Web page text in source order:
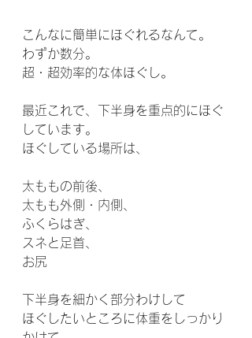
こんなに簡単にほぐれるなんて。
わずか数分。
超・超効率的な体ほぐし。
最近これで、下半身を重点的にほぐ
しています。
ほぐしている場所は、
太ももの前後、
太もも外側・内側、
ふくらはぎ、
スネと足首、
お尻
下半身を細かく部分わけして
ほぐしたいところに体重をしっかり